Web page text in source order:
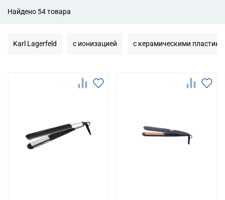
Найдено 54 товара
Karl Lagerfeld с ионизацией с керамическими